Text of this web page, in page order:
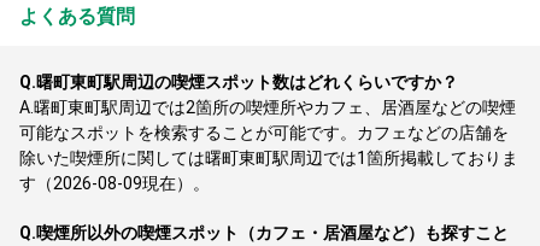
よくある質問
Q.曙町東町駅周辺の喫煙スポット数はどれくらいですか？
A.曙町東町駅周辺では2箇所の喫煙所やカフェ、居酒屋などの喫煙
可能なスポットを検索することが可能です。カフェなどの店舗を
除いた喫煙所に関しては曙町東町駅周辺では1箇所掲載しておりま
す（2026-08-09現在）。
Q.喫煙所以外の喫煙スポット（カフェ・居酒屋など）も探すこと